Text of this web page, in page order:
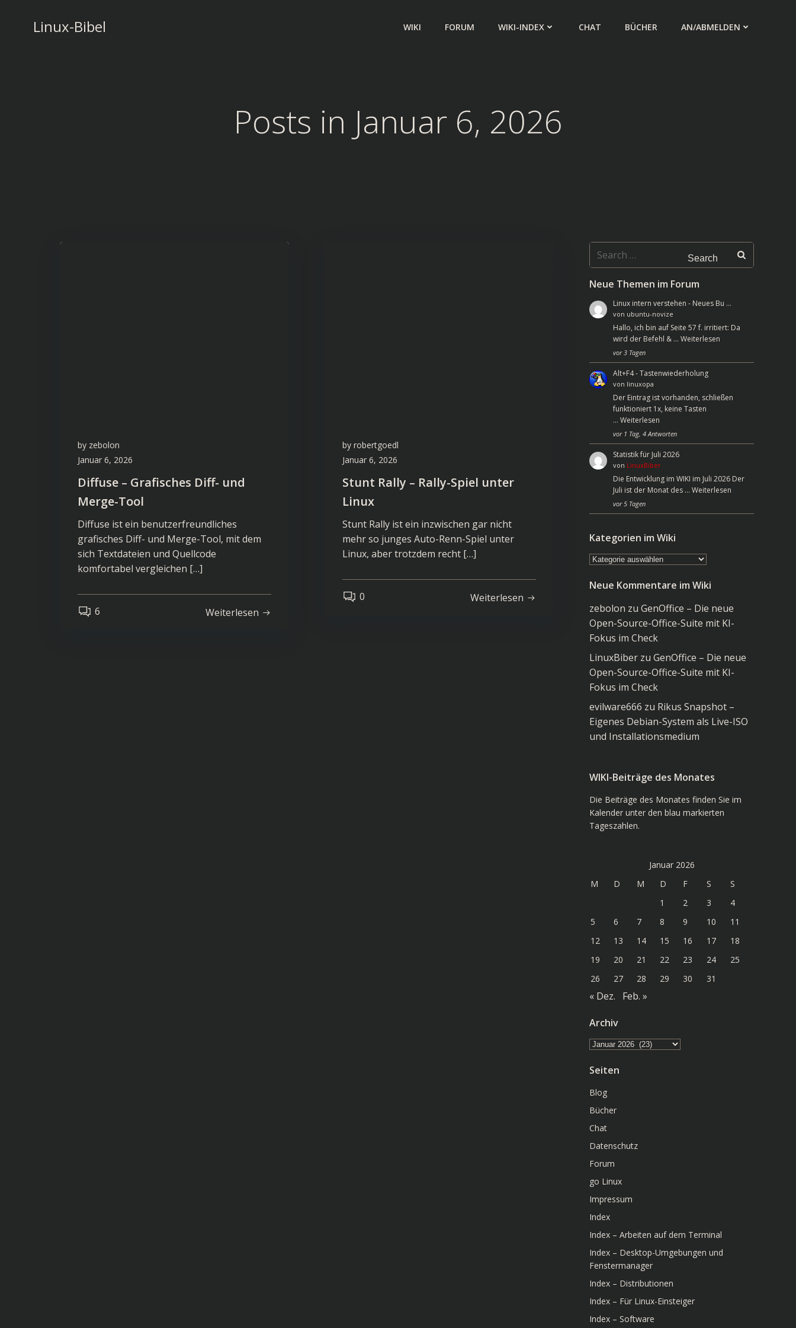
springenLinux-Bibel WIKI FORUM WIKI-INDEX CHAT BÜCHER AN/ABMELDEN
Posts in Januar 6, 2026
by zebolon
Januar 6, 2026
Diffuse – Grafisches Diff- und
Merge-Tool
Diffuse ist ein benutzerfreundliches
grafisches Diff- und Merge-Tool, mit dem
sich Textdateien und Quellcode
komfortabel vergleichen […]
6 Weiterlesen
by robertgoedl
Januar 6, 2026
Stunt Rally – Rally-Spiel unter
Linux
Stunt Rally ist ein inzwischen gar nicht
mehr so junges Auto-Renn-Spiel unter
Linux, aber trotzdem recht […]
0 Weiterlesen
Search
for:
Neue Themen im Forum
Linux intern verstehen - Neues Bu …
von ubuntu-novize
Hallo, ich bin auf Seite 57 f. irritiert: Da
wird der Befehl & … Weiterlesen
vor 3 Tagen
Alt+F4 - Tastenwiederholung
von linuxopa
Der Eintrag ist vorhanden, schließen
funktioniert 1x, keine Tasten
… Weiterlesen
vor 1 Tag, 4 Antworten
Statistik für Juli 2026
von LinuxBiber
Die Entwicklung im WIKI im Juli 2026 Der
Juli ist der Monat des … Weiterlesen
vor 5 Tagen
Kategorien im Wiki
Kategorien
Wiki
Neue Kommentare im Wiki
zebolon zu GenOffice – Die neue
Open-Source-Office-Suite mit KI-
Fokus im Check
LinuxBiber zu GenOffice – Die neue
Open-Source-Office-Suite mit KI-
Fokus im Check
evilware666 zu Rikus Snapshot –
Eigenes Debian-System als Live-ISO
und Installationsmedium
WIKI-Beiträge des Monates
Die Beiträge des Monates finden Sie im
Kalender unter den blau markierten
Tageszahlen.
Januar 2026
M
D M D F S
S
1
2 3
4
5
6 7 8 9 10
11
12
13 14 15 16 17
18
19
20 21 22 23 24
25
26
27 28 29 30 31
« Dez. Feb. »
Archiv
Archiv
Seiten
Blog
Bücher
Chat
Datenschutz
Forum
go Linux
Impressum
Index
Index – Arbeiten auf dem Terminal
Index – Desktop-Umgebungen und
Fenstermanager
Index – Distributionen
Index – Für Linux-Einsteiger
Index – Software